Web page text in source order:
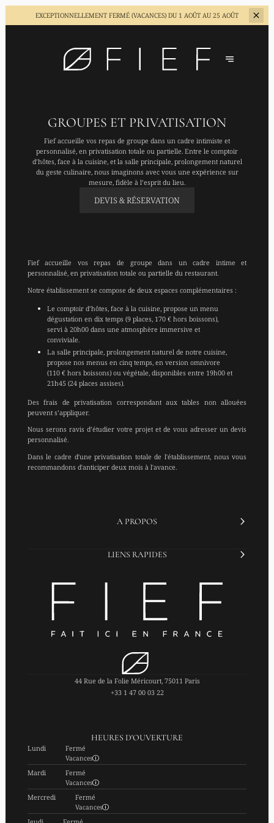
EXCEPTIONNELLEMENT FERMÉ (VACANCES) DU 1 AOÛT AU 25 AOÛT
GROUPES ET PRIVATISATION
Fief accueille vos repas de groupe dans un cadre intimiste et
personnalisé, en privatisation totale ou partielle. Entre le comptoir
d’hôtes, face à la cuisine, et la salle principale, prolongement naturel
du geste culinaire, nous imaginons avec vous une expérience sur
mesure, fidèle à l’esprit du lieu.
DEVIS & RÉSERVATION
Fief accueille vos repas de groupe dans un cadre intime et
personnalisé, en privatisation totale ou partielle du restaurant.
Notre établissement se compose de deux espaces complémentaires :
Le comptoir d’hôtes, face à la cuisine, propose un menu
dégustation en dix temps (9 places, 170 € hors boissons),
servi à 20h00 dans une atmosphère immersive et
conviviale.
La salle principale, prolongement naturel de notre cuisine,
propose nos menus en cinq temps, en version omnivore
(110 € hors boissons) ou végétale, disponibles entre 19h00 et
21h45 (24 places assises).
Des frais de privatisation correspondant aux tables non allouées
peuvent s’appliquer.
Nous serons ravis d’étudier votre projet et de vous adresser un devis
personnalisé.
Dans le cadre d'une privatisation totale de l'établissement, nous vous
recommandons d'anticiper deux mois à l'avance.
A PROPOS
LIENS RAPIDES
44 Rue de la Folie Méricourt, 75011 Paris
+33 1 47 00 03 22
HEURES D'OUVERTURE
Lundi Fermé
Vacances
Mardi Fermé
Vacances
Mercredi Fermé
Vacances